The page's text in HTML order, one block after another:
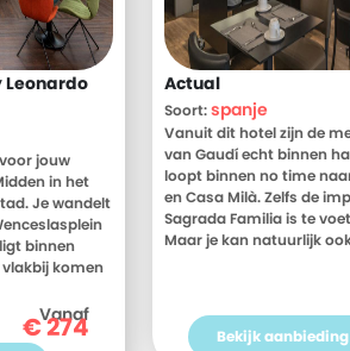
Leonardo
jouw
in het
Je wandelt
binnen
komen
in de
Terug bij je
Vanaf
€274
Actual
Soort:spanje
Vanuit dit hotel zijn de
van Gaudí echt binnen
loopt binnen no time
en Casa Milà. Zelfs de
Sagrada Familia is te
Maar je kan natuurlijk
van je hotel vertrekt. Het
stijlvolle inrichting en
geniet je hier onbeperkt
Bekijk aanbieding